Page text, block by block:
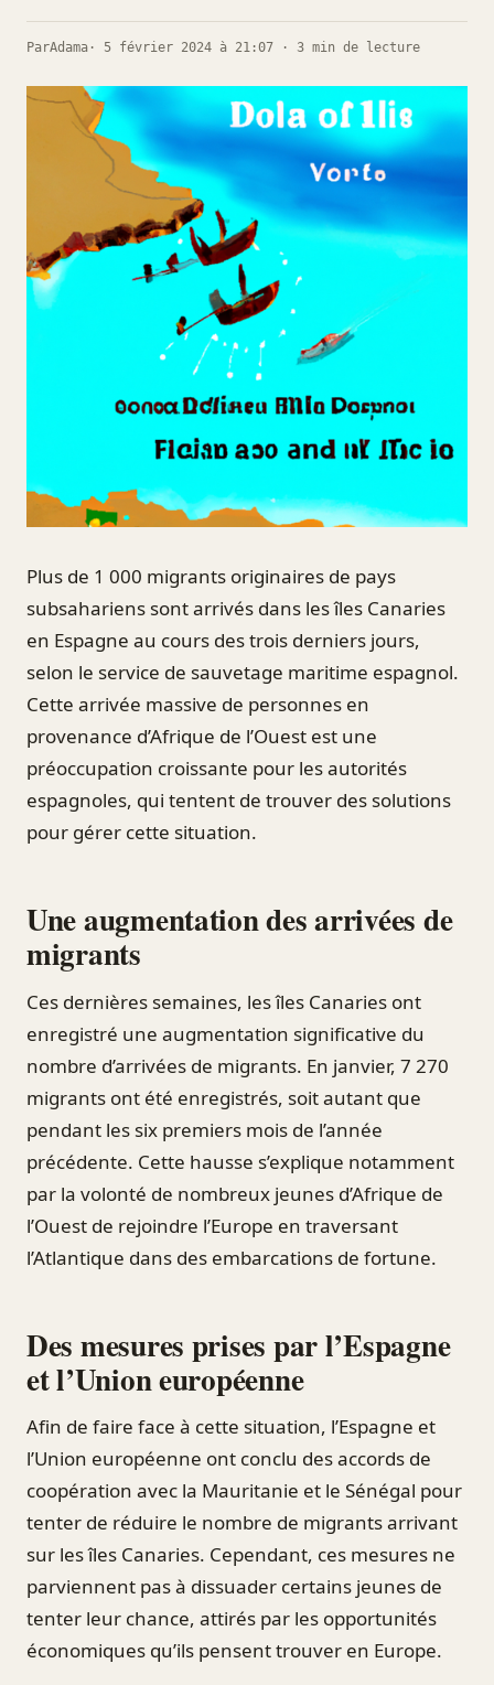
ParAdama · 5 février 2024 à 21:07 · 3 min de lecture
Plus de 1 000 migrants originaires de pays
subsahariens sont arrivés dans les îles Canaries
en Espagne au cours des trois derniers jours,
selon le service de sauvetage maritime espagnol.
Cette arrivée massive de personnes en
provenance d’Afrique de l’Ouest est une
préoccupation croissante pour les autorités
espagnoles, qui tentent de trouver des solutions
pour gérer cette situation.
Une augmentation des arrivées de
migrants
Ces dernières semaines, les îles Canaries ont
enregistré une augmentation significative du
nombre d’arrivées de migrants. En janvier, 7 270
migrants ont été enregistrés, soit autant que
pendant les six premiers mois de l’année
précédente. Cette hausse s’explique notamment
par la volonté de nombreux jeunes d’Afrique de
l’Ouest de rejoindre l’Europe en traversant
l’Atlantique dans des embarcations de fortune.
Des mesures prises par l’Espagne
et l’Union européenne
Afin de faire face à cette situation, l’Espagne et
l’Union européenne ont conclu des accords de
coopération avec la Mauritanie et le Sénégal pour
tenter de réduire le nombre de migrants arrivant
sur les îles Canaries. Cependant, ces mesures ne
parviennent pas à dissuader certains jeunes de
tenter leur chance, attirés par les opportunités
économiques qu’ils pensent trouver en Europe.